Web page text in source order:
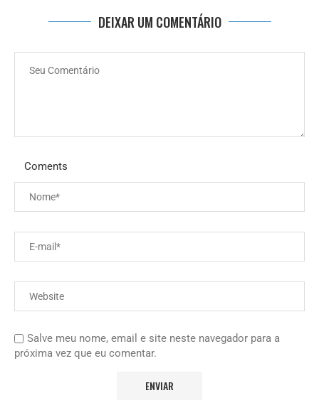
DEIXAR UM COMENTÁRIO
Coments
Salve meu nome, email e site neste navegador para a
próxima vez que eu comentar.